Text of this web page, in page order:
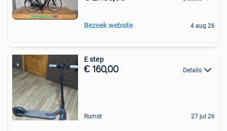
Bezoek website 4 aug 26
E step
€ 160,00 Details
Rumst 27 jul 26